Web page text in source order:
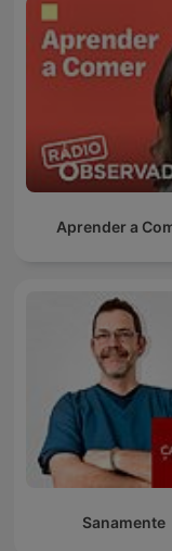
Aprender a
Sanamente